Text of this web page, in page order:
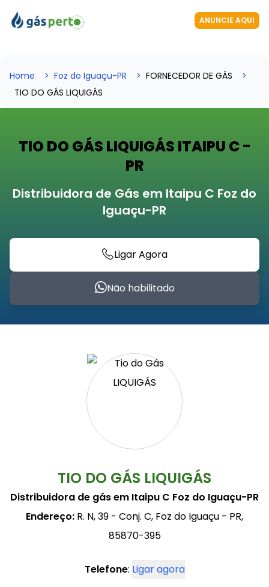
ANUNCIE AQUI
Home Foz do Iguaçu-PR
FORNECEDOR DE GÁS
TIO DO GÁS LIQUIGÁS
TIO DO GÁS LIQUIGÁS ITAIPU C -
PR
Distribuidora de Gás em Itaipu C Foz do
Iguaçu-PR
Ligar Agora
Não habilitado
TIO DO GÁS LIQUIGÁS
Distribuidora de gás em Itaipu C Foz do Iguaçu-PR
Endereço: R. N, 39 - Conj. C, Foz do Iguaçu - PR,
85870-395
Telefone: Ligar agora